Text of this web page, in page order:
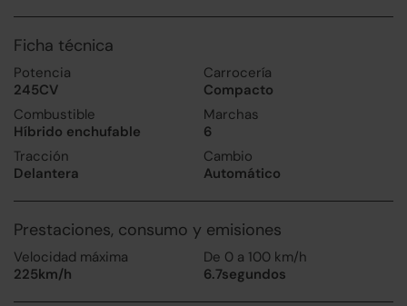
Ficha técnica
Potencia
245CV
Carrocería
Compacto
Combustible
Híbrido enchufable
Marchas
6
Tracción
Delantera
Cambio
Automático
Prestaciones, consumo y emisiones
Velocidad máxima
225km/h
De 0 a 100 km/h
6.7segundos